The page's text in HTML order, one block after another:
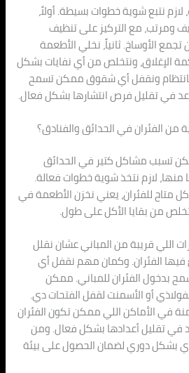
لازم نتبع شوية خطوات بسيطة. أولاً،
ومرتب، مع التركيز على تنظيف
الأوساخ. ثانياً، نخلي الأطعمة
الإغلاق، ونتخلص من أي نفايات بشكل
بانتظام ونقفل أي شقوق ممكن تسمح
في تقليل فرص انتشارها بشكل فعال.
الفئران في الحدائق والفنادق؟
تسبب مشاكل كتير في الحدائق
لازم نتخذ شوية خطوات فعالة.
متاح للفئران، يعني نخزن الأطعمة في
من بقايا الأكل على طول.
اللي قريبة من المباني عشان نقلل
الفئران. وكمان مهم نقفل أي
بدخول الفئران للمباني. ممكن
أو الأسمنت لقفل الفتحات دي.
في الأماكن اللي ممكن تكون الفئران
في تقليل أعدادها بشكل فعال. ومن
بشكل دوري لضمان الحصول على بيئة